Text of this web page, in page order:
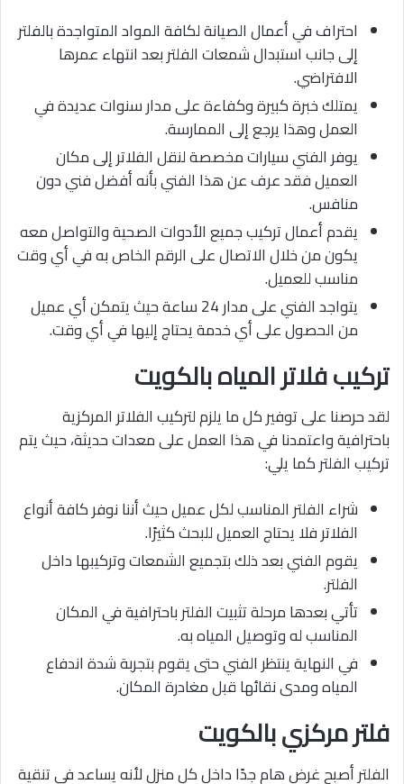
احتراف في أعمال الصيانة لكافة المواد المتواجدة بالفلتر
إلى جانب استبدال شمعات الفلتر بعد انتهاء عمرها
الافتراضي.
يمتلك خبرة كبيرة وكفاءة على مدار سنوات عديدة في
العمل وهذا يرجع إلى الممارسة.
يوفر الفني سيارات مخصصة لنقل الفلاتر إلى مكان
العميل فقد عرف عن هذا الفني بأنه أفضل فني دون
منافس.
يقدم أعمال تركيب جميع الأدوات الصحية والتواصل معه
يكون من خلال الاتصال على الرقم الخاص به في أي وقت
مناسب للعميل.
يتواجد الفني على مدار 24 ساعة حيث يتمكن أي عميل
من الحصول على أي خدمة يحتاج إليها في أي وقت.
تركيب فلاتر المياه بالكويت
لقد حرصنا على توفير كل ما يلزم لتركيب الفلاتر المركزية
باحترافية واعتمدنا في هذا العمل على معدات حديثة، حيث يتم
تركيب الفلتر كما يلي:
شراء الفلتر المناسب لكل عميل حيث أننا نوفر كافة أنواع
الفلاتر فلا يحتاج العميل للبحث كثيرًا.
يقوم الفني بعد ذلك بتجميع الشمعات وتركيبها داخل
الفلتر.
تأتي بعدها مرحلة تثبيت الفلتر باحترافية في المكان
المناسب له وتوصيل المياه به.
في النهاية ينتظر الفني حتى يقوم بتجربة شدة اندفاع
المياه ومدى نقائها قبل مغادرة المكان.
فلتر مركزي بالكويت
الفلتر أصبح غرض هام جدًا داخل كل منزل لأنه يساعد في تنقية